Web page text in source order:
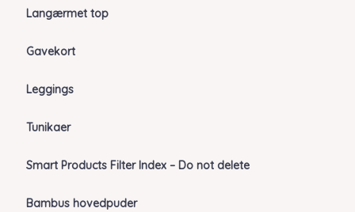
Langærmet top
Gavekort
Leggings
Tunikaer
Smart Products Filter Index – Do not delete
Bambus hovedpuder